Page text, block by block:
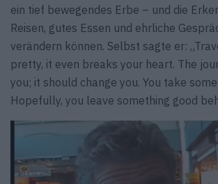
ein tief bewegendes Erbe – und die
Reisen, gutes Essen und ehrliche
verändern können. Selbst sagte er:
pretty, it even breaks your heart. The
you; it should change you. You take
Hopefully, you leave something good